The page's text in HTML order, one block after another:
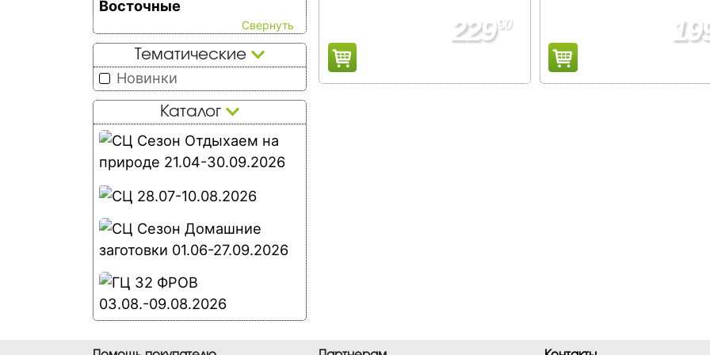
Восточные
Тематические
Новинки
Каталог
22990